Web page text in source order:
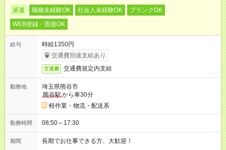
派遣 職種未経験OK 社会人未経験OK
ブランクOK
WEB登録・面接OK
給与
時給1350円
交通費別途支給あり
交通費 交通費規定内支給
勤務地
埼玉県熊谷市
熊谷駅から車30分
軽作業・物流・配送系
勤務時間 08:50～17:30
期間 長期でお仕事できる方、大歓迎！